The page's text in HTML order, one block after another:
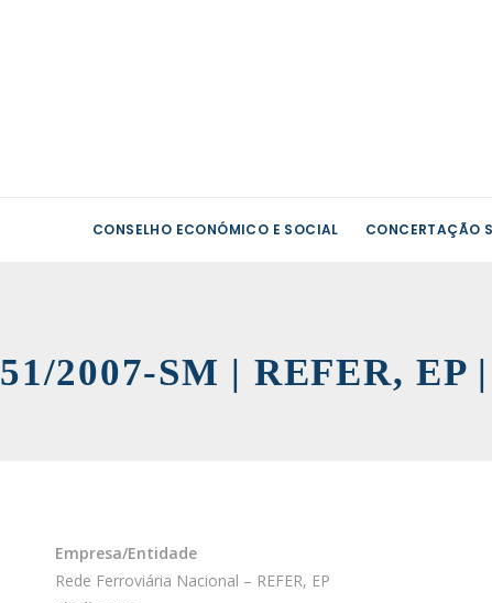
CONSELHO ECONÓMICO E SOCIAL CONCERTAÇÃO
51/2007-SM | REFER, EP
Empresa/Entidade
Rede Ferroviária Nacional – REFER, EP